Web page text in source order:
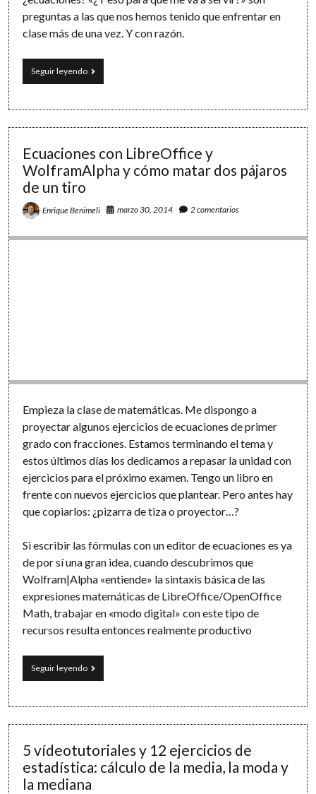
preguntas a las que nos hemos tenido que enfrentar en
clase más de una vez. Y con razón.
Seguir leyendo«Matemarketing»
en
aula:
matemáticas
al
mundo
Ecuaciones con LibreOffice y
WolframAlpha y cómo matar dos pájaros
de un tiro
Enrique Benimeli marzo 30, 2014 2 comentarios
Empieza la clase de matemáticas. Me dispongo a
proyectar algunos ejercicios de ecuaciones de primer
grado con fracciones. Estamos terminando el tema y
estos últimos días los dedicamos a repasar la unidad con
ejercicios para el próximo examen. Tengo un libro en
frente con nuevos ejercicios que plantear. Pero antes hay
que copiarlos: ¿pizarra de tiza o proyector…?
Si escribir las fórmulas con un editor de ecuaciones es ya
de por sí una gran idea, cuando descubrimos que
Wolfram|Alpha «entiende» la sintaxis básica de las
expresiones matemáticas de LibreOffice/OpenOffice
Math, trabajar en «modo digital» con este tipo de
recursos resulta entonces realmente productivo
Seguir leyendoEcuaciones
con
y
cómo
matar
dos
pájaros
5 vídeotutoriales y 12 ejercicios de
estadística: cálculo de la media, la moda y
la mediana